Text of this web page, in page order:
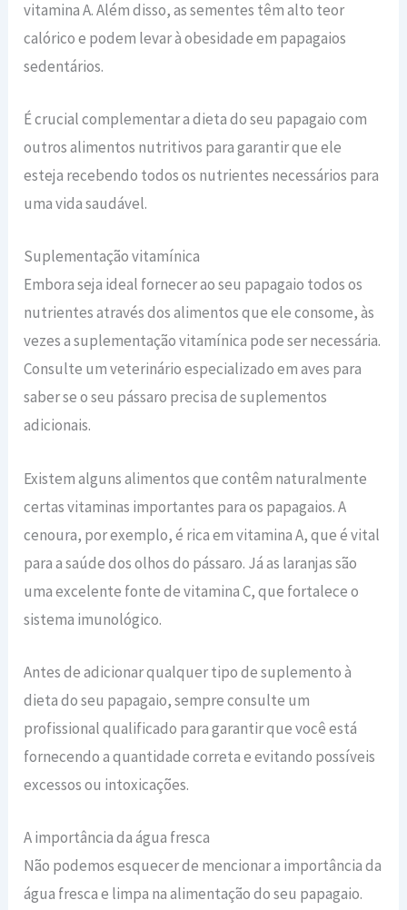
vitamina A. Além disso, as sementes têm alto teor
calórico e podem levar à obesidade em papagaios
sedentários.
É crucial complementar a dieta do seu papagaio com
outros alimentos nutritivos para garantir que ele
esteja recebendo todos os nutrientes necessários para
uma vida saudável.
Suplementação vitamínica
Embora seja ideal fornecer ao seu papagaio todos os
nutrientes através dos alimentos que ele consome, às
vezes a suplementação vitamínica pode ser necessária.
Consulte um veterinário especializado em aves para
saber se o seu pássaro precisa de suplementos
adicionais.
Existem alguns alimentos que contêm naturalmente
certas vitaminas importantes para os papagaios. A
cenoura, por exemplo, é rica em vitamina A, que é vital
para a saúde dos olhos do pássaro. Já as laranjas são
uma excelente fonte de vitamina C, que fortalece o
sistema imunológico.
Antes de adicionar qualquer tipo de suplemento à
dieta do seu papagaio, sempre consulte um
profissional qualificado para garantir que você está
fornecendo a quantidade correta e evitando possíveis
excessos ou intoxicações.
A importância da água fresca
Não podemos esquecer de mencionar a importância da
água fresca e limpa na alimentação do seu papagaio.